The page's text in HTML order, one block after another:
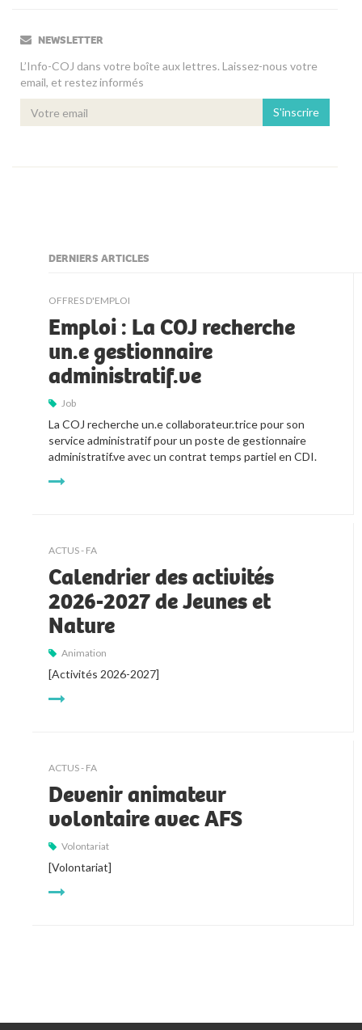
NEWSLETTER
L’Info-COJ dans votre boîte aux lettres. Laissez-nous votre
email, et restez informés
S'inscrire
DERNIERS ARTICLES
OFFRES D'EMPLOI
Emploi : La COJ recherche
un.e gestionnaire
administratif.ve
Job
La COJ recherche un.e collaborateur.trice pour son
service administratif pour un poste de gestionnaire
administratif.ve avec un contrat temps partiel en CDI.
ACTUS - FA
Calendrier des activités
2026-2027 de Jeunes et
Nature
Animation
[Activités 2026-2027]
ACTUS - FA
Devenir animateur
volontaire avec AFS
Volontariat
[Volontariat]